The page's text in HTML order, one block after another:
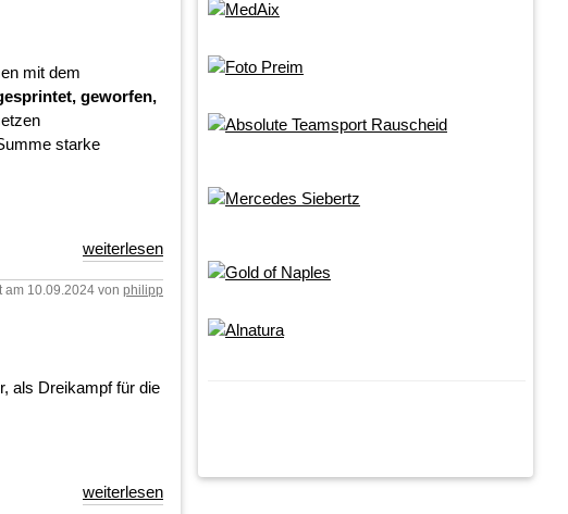
mit dem
geworfen,
starke
weiterlesen
am 10.09.2024 von philipp
als Dreikampf für die
weiterlesen